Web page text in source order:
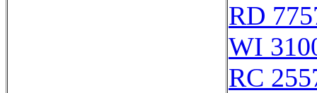
RD
WI
RC